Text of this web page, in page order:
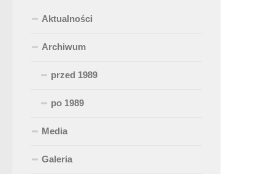
Aktualności
Archiwum
przed 1989
po 1989
Media
Galeria